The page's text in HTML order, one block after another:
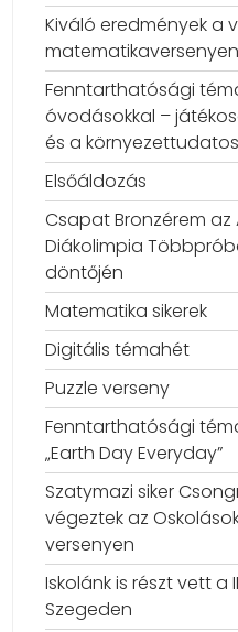
Kiváló eredmények a
matematikaversenyen
Fenntarthatósági
óvodásokkal –
és a
Elsőáldozás
Csapat Bronzérem az
Diákolimpia
döntőjén
Matematika sikerek
Digitális témahét
Puzzle verseny
Fenntarthatósági
„Earth Day Everyday”
Szatymazi siker
végeztek az
versenyen
Iskolánk is részt vett a
Szegeden